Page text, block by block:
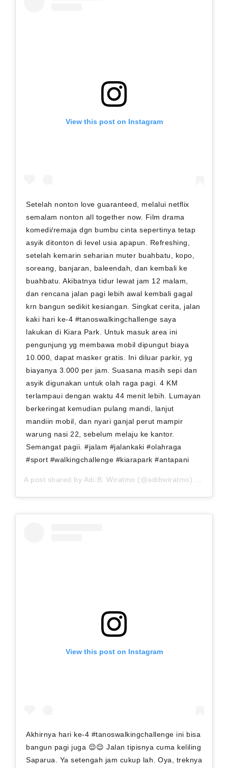
View this post on Instagram
Setelah nonton love guaranteed, melalui netflix
semalam nonton all together now. Film drama
komedi/remaja dgn bumbu cinta sepertinya tetap
asyik ditonton di level usia apapun. Refreshing,
setelah kemarin seharian muter buahbatu, kopo,
soreang, banjaran, baleendah, dan kembali ke
buahbatu. Akibatnya tidur lewat jam 12 malam,
dan rencana jalan pagi lebih awal kembali gagal
krn bangun sedikit kesiangan. Singkat cerita, jalan
kaki hari ke-4 #tanoswalkingchallenge saya
lakukan di Kiara Park. Untuk masuk area ini
pengunjung yg membawa mobil dipungut biaya
10.000, dapat masker gratis. Ini diluar parkir, yg
biayanya 3.000 per jam. Suasana masih sepi dan
asyik digunakan untuk olah raga pagi. 4 KM
terlampaui dengan waktu 44 menit lebih. Lumayan
berkeringat kemudian pulang mandi, lanjut
mandiin mobil, dan nyari ganjal perut mampir
warung nasi 22, sebelum melaju ke kantor.
Semangat pagii. #jalam #jalankaki #olahraga
#sport #walkingchallenge #kiarapark #antapani
A post shared by Adi B. Wiratmo (@adibwiratmo) on
View this post on Instagram
Akhirnya hari ke-4 #tanoswalkingchallenge ini bisa
bangun pagi juga 😌😌 Jalan tipisnya cuma keliling
Saparua. Ya setengah jam cukup lah. Oya, treknya